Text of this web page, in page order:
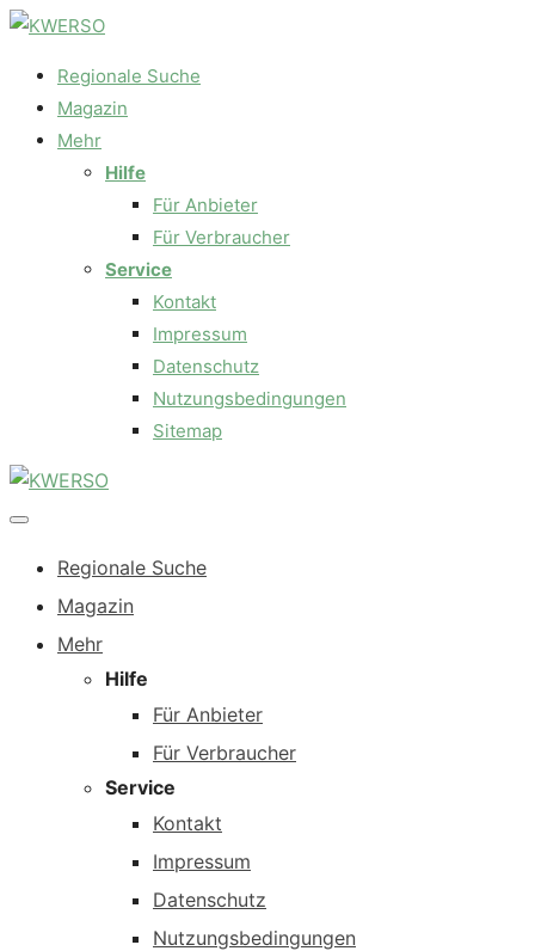
Regionale Suche
Magazin
Mehr
Hilfe
Für Anbieter
Für Verbraucher
Service
Kontakt
Impressum
Datenschutz
Nutzungsbedingungen
Sitemap
Regionale Suche
Magazin
Mehr
Hilfe
Für Anbieter
Für Verbraucher
Service
Kontakt
Impressum
Datenschutz
Nutzungsbedingungen